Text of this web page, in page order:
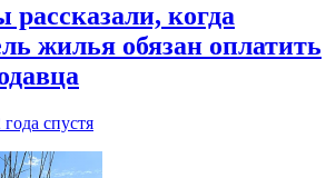
рассказали, когда
жилья обязан оплатить
года спустя